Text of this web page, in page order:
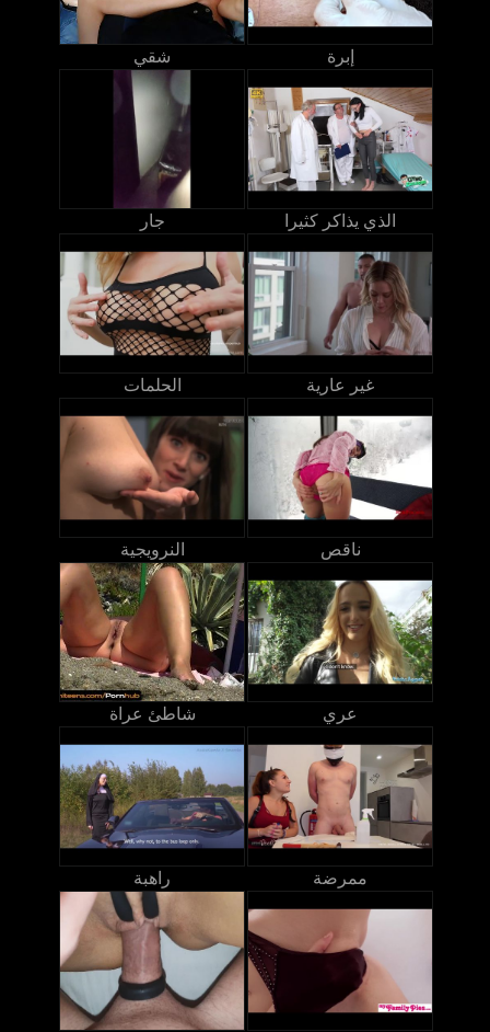
شقي إبرة
جار الذي يذاكر كثيرا
الحلمات غير عارية
النرويجية ناقص
شاطئ عراة عري
راهبة ممرضة